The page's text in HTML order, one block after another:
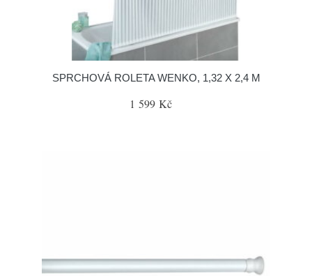
SPRCHOVÁ ROLETA WENKO, 1,32 X 2,4 M
1 599 Kč